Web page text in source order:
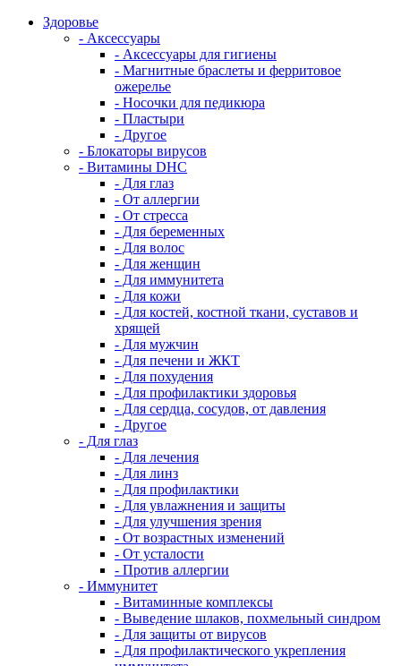
Здоровье
- Аксессуары
- Аксессуары для гигиены
- Магнитные браслеты и ферритовое
ожерелье
- Носочки для педикюра
- Пластыри
- Другое
- Блокаторы вирусов
- Витамины DHC
- Для глаз
- От аллергии
- От стресса
- Для беременных
- Для волос
- Для женщин
- Для иммунитета
- Для кожи
- Для костей, костной ткани, суставов и
хрящей
- Для мужчин
- Для печени и ЖКТ
- Для похудения
- Для профилактики здоровья
- Для сердца, сосудов, от давления
- Другое
- Для глаз
- Для лечения
- Для линз
- Для профилактики
- Для увлажнения и защиты
- Для улучшения зрения
- От возрастных изменений
- От усталости
- Против аллергии
- Иммунитет
- Витаминные комплексы
- Выведение шлаков, похмельный синдром
- Для защиты от вирусов
- Для профилактического укрепления